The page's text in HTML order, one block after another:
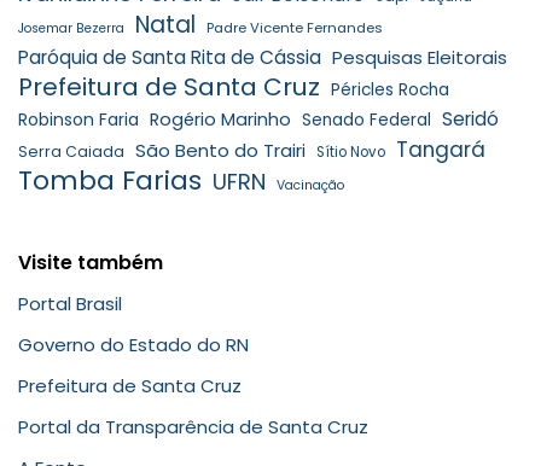
Josemar Bezerra Natal Padre Vicente Fernandes
Paróquia de Santa Rita de Cássia Pesquisas Eleitorais
Prefeitura de Santa Cruz Péricles Rocha
Robinson Faria Rogério Marinho Senado Federal Seridó
Serra Caiada São Bento do Trairi Sítio Novo Tangará
Tomba Farias UFRN Vacinação
Visite também
Portal Brasil
Governo do Estado do RN
Prefeitura de Santa Cruz
Portal da Transparência de Santa Cruz